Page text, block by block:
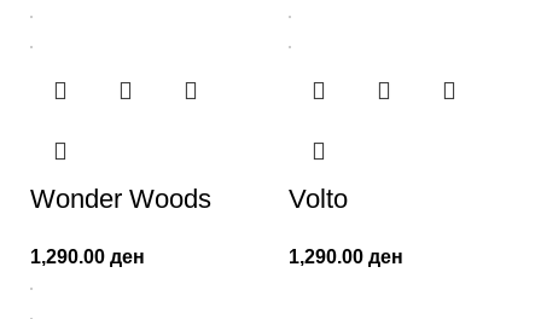
Wonder Woods
1,290.00 ден
Volto
1,290.00 ден